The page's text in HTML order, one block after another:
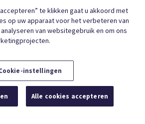
GEGEVENSBESCHERMING
COOKIE BELEID
te klikken gaat u akkoord met
op uw apparaat voor het verbeteren van
van websitegebruik en om ons
instellingen
Alle cookies accepteren